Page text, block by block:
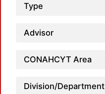
Type
Advisor
CONAHCYT Area
Division/Department